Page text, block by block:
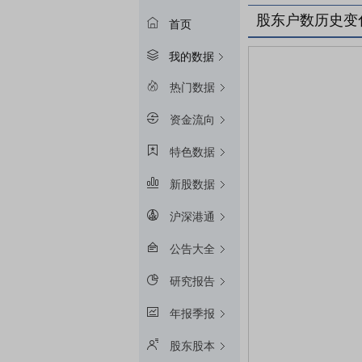
首页
我的数据
热门数据
资金流向
特色数据
新股数据
沪深港通
公告大全
研究报告
年报季报
股东股本
股东户数历史